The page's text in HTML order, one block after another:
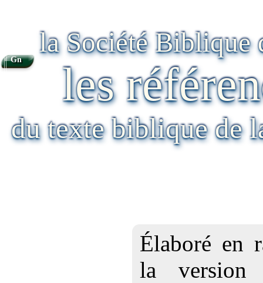
la Société Biblique
les
du texte biblique de
Élaboré en
la version
Gn